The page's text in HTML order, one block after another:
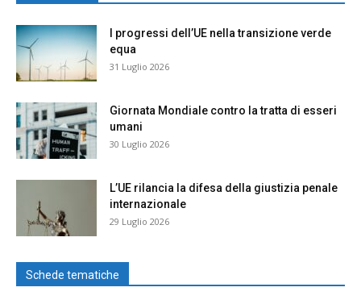
I progressi dell’UE nella transizione verde
equa
31 Luglio 2026
Giornata Mondiale contro la tratta di esseri
umani
30 Luglio 2026
L’UE rilancia la difesa della giustizia penale
internazionale
29 Luglio 2026
Schede tematiche